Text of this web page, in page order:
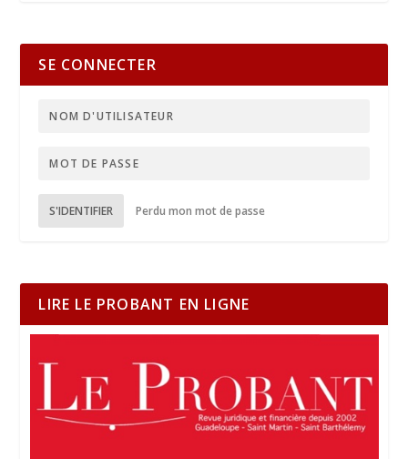
SE CONNECTER
S'IDENTIFIER Perdu mon mot de passe
LIRE LE PROBANT EN LIGNE